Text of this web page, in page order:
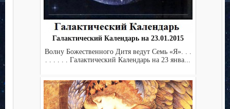
Галактический Календарь на 23.01.2015
Волну Божественного Дитя ведут Семь «Я». . .
. . . . . . Галактический Календарь на 23 янва...